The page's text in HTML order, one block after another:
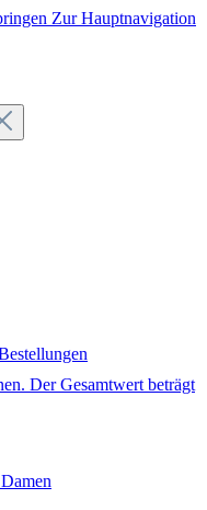
Zur Hauptnavigation
Der Gesamtwert beträgt